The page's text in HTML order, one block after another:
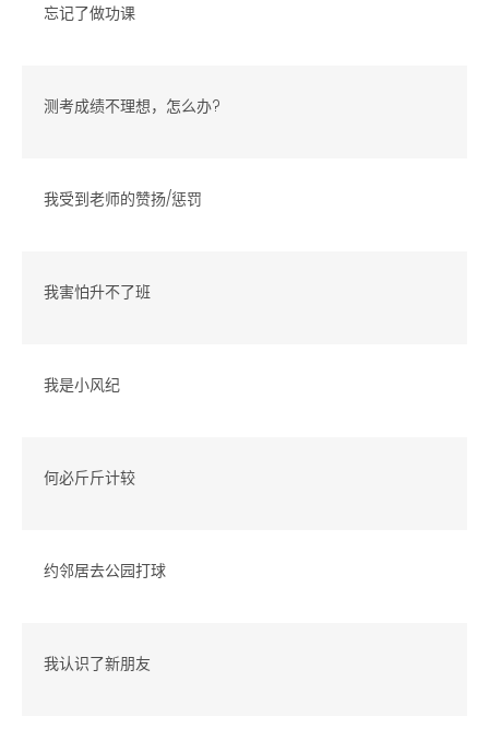
忘记了做功课
测考成绩不理想，怎么办?
我受到老师的赞扬/惩罚
我害怕升不了班
我是小风纪
何必斤斤计较
约邻居去公园打球
我认识了新朋友